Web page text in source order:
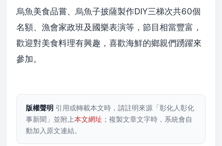
烏魚美食品嘗、烏魚子披薩製作DIY三梯次共60個
名額、漁會家政班及國樂表演等，節目相當豐富，
歡迎對美食料理有興趣，喜歡海鮮的鄉親們踴躍來
參加。
版權聲明 引用或轉載本文時，請註明來源「彰化人彰化
事新聞」並附上本文網址 ；複製文章文字時，系統會自
動加入原文連結。